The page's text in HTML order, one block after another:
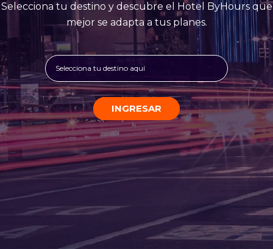
Selecciona tu destino y descubre el Hotel ByHours que
mejor se adapta a tus planes.
Selecciona tu destino aquí
INGRESAR